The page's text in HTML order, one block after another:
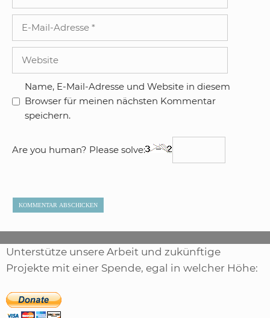
Adresse
Name, E-Mail-Adresse und Website in diesem
Browser für meinen nächsten Kommentar
speichern.
Are you human? Please solve:
Unterstütze unsere Arbeit und zukünftige
Projekte mit einer Spende, egal in welcher Höhe: